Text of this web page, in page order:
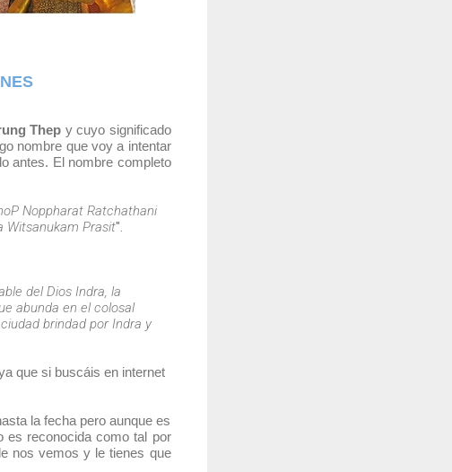
Thep y cuyo significado
nombre que voy a intentar
antes. El nombre completo
Noppharat Ratchathani
Witsanukam Prasit".
del Dios Indra, la
abunda en el colosal
brindad por Indra y
que si buscáis en internet
la fecha pero aunque es
es reconocida como tal por
nos vemos y le tienes que